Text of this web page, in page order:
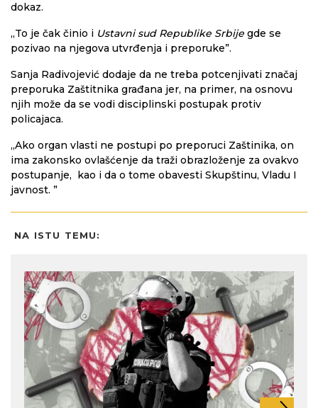
dokaz.
„To je čak činio i Ustavni sud Republike Srbije gde se
pozivao na njegova utvrđenja i preporuke”.
Sanja Radivojević dodaje da ne treba potcenjivati značaj
preporuka Zaštitnika građana jer, na primer, na osnovu
njih može da se vodi disciplinski postupak protiv
policajaca.
„Ako organ vlasti ne postupi po preporuci Zaštinika, on
ima zakonsko ovlašćenje da traži obrazloženje za ovakvo
postupanje, kao i da o tome obavesti Skupštinu, Vladu I
javnost. ”
NA ISTU TEMU: